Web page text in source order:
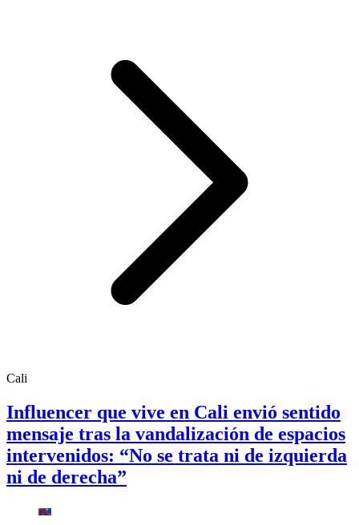
Cali
Influencer que vive en Cali envió sentido
mensaje tras la vandalización de espacios
intervenidos: “No se trata ni de izquierda
ni de derecha”